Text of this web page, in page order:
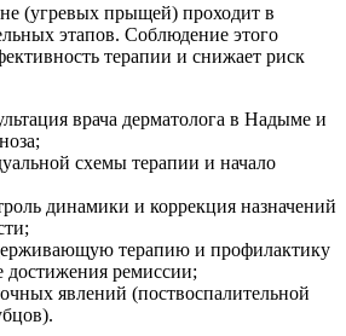
(угревых прыщей) проходит в
этапов. Соблюдение этого
терапии и снижает риск
врача дерматолога в Надыме и
схемы терапии и начало
динамики и коррекция назначений
терапию и профилактику
достижения ремиссии;
явлений (поствоспалительной